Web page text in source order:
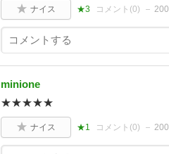
ナイス ★3 コメント(0)
minione
★★★★★
ナイス ★1 コメント(0)